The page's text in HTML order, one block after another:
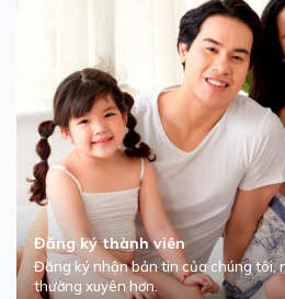
Đăng ký thành viên
Đăng ký nhận bản tin của chúng tôi,
thường xuyên hơn.